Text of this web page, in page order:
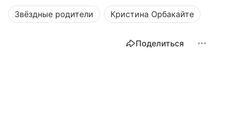
Звёздные родители Кристина Орбакайте
Поделиться